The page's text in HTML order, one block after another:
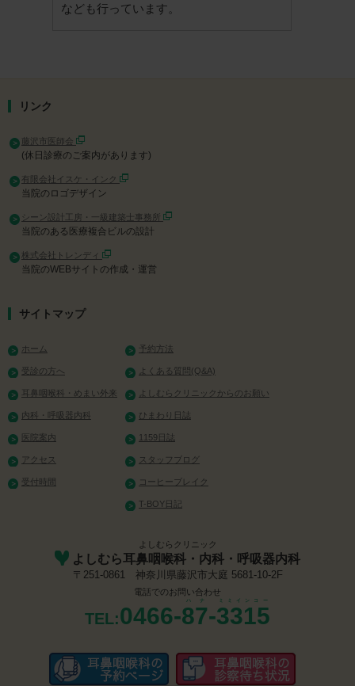
なども行っています。
リンク
藤沢市医師会
(休日診療のご案内があります)
有限会社イスケ・インク
当院のロゴデザイン
シーン設計工房・一級建築士事務所
当院のある医療複合ビルの設計
株式会社トレンディ
当院のWEBサイトの作成・運営
サイトマップ
ホーム
受診の方へ
耳鼻咽喉科・めまい外来
内科・呼吸器内科
医院案内
アクセス
受付時間
予約方法
よくある質問(Q&A)
よしむらクリニックからのお願い
ひまわり日誌
1159日誌
スタッフブログ
コーヒーブレイク
T-BOY日記
よしむらクリニック
よしむら耳鼻咽喉科・内科・呼吸器内科
〒251-0861 神奈川県藤沢市大庭 5681-10-2F
電話でのお問い合わせ
TEL:0466-87
ハナ
-3315
ミミインコー